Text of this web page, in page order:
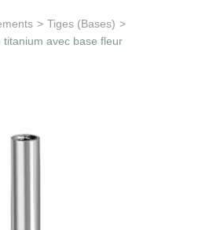
> Tiges (Bases) >
avec base fleur